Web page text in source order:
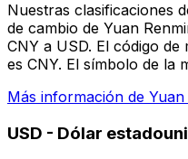
Nuestras clasificaciones
de cambio de Yuan
CNY a USD. El código
es CNY. El símbolo de la
Más información de
USD - Dólar